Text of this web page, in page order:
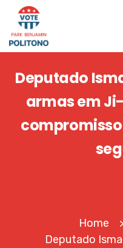
Deputado
armas em
Home >
Deputado